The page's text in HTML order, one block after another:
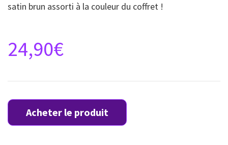
satin brun assorti à la couleur du coffret !
24,90€
Acheter le produit